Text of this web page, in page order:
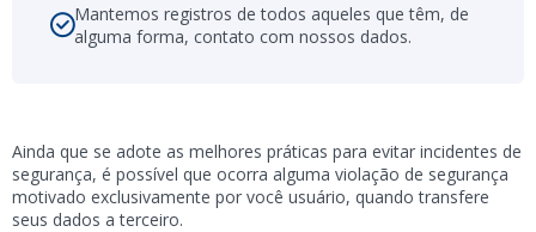
Mantemos registros de todos aqueles que têm, de
alguma forma, contato com nossos dados.
Ainda que se adote as melhores práticas para evitar incidentes de
segurança, é possível que ocorra alguma violação de segurança
motivado exclusivamente por você usuário, quando transfere
seus dados a terceiro.